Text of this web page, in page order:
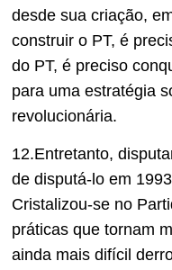
desde sua criação,
construir o PT, é
do PT, é preciso
para uma estratégia
revolucionária.
12.Entretanto,
de disputá-lo em
Cristalizou-se no
práticas que tornam
ainda mais difícil